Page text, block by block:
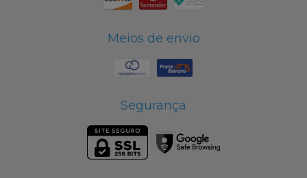
Meios de envio
Segurança